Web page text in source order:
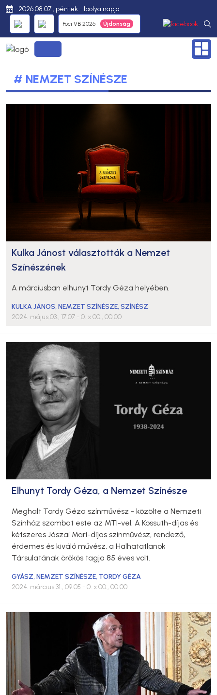
2026.08.07., péntek - Ibolya napja
Foci VB 2026
# NEMZET SZÍNÉSZE
Kulka Jánost választották a Nemzet
Színészének
A márciusban elhunyt Tordy Géza helyében.
KULKA JÁNOS,NEMZET SZÍNÉSZE,SZÍNÉSZ
2024. május 03., 17:07 - 0. x 00., 00:00
Elhunyt Tordy Géza, a Nemzet Színésze
Meghalt Tordy Géza színművész - közölte a Nemzeti
Színház szombat este az MTI-vel. A Kossuth-díjas és
kétszeres Jászai Mari-díjas színművész, rendező,
érdemes és kiváló művész, a Halhatatlanok
Társulatának örökös tagja 85 éves volt.
GYÁSZ,NEMZET SZÍNÉSZE, TORDY GÉZA
2024. március 31., 09:05 - 0. x 00., 00:00